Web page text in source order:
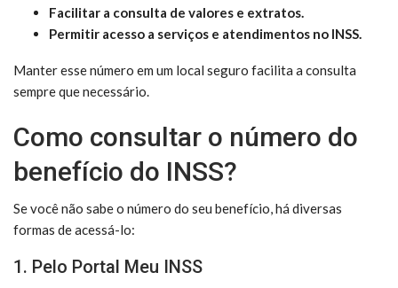
Facilitar a consulta de valores e extratos.
Permitir acesso a serviços e atendimentos no INSS.
Manter esse número em um local seguro facilita a consulta
sempre que necessário.
Como consultar o número do
benefício do INSS?
Se você não sabe o número do seu benefício, há diversas
formas de acessá-lo:
1. Pelo Portal Meu INSS